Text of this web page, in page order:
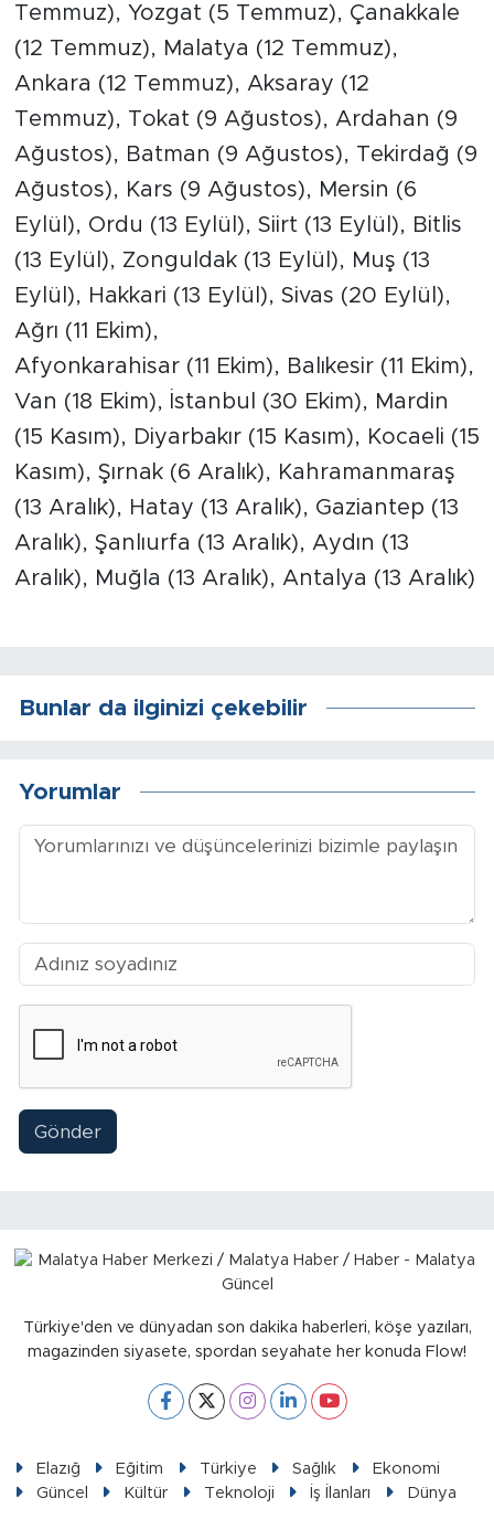
Temmuz), Yozgat (5 Temmuz), Çanakkale
(12 Temmuz), Malatya (12 Temmuz),
Ankara (12 Temmuz), Aksaray (12
Temmuz), Tokat (9 Ağustos), Ardahan (9
Ağustos), Batman (9 Ağustos), Tekirdağ (9
Ağustos), Kars (9 Ağustos), Mersin (6
Eylül), Ordu (13 Eylül), Siirt (13 Eylül), Bitlis
(13 Eylül), Zonguldak (13 Eylül), Muş (13
Eylül), Hakkari (13 Eylül), Sivas (20 Eylül),
Ağrı (11 Ekim),
Afyonkarahisar (11 Ekim), Balıkesir (11 Ekim),
Van (18 Ekim), İstanbul (30 Ekim), Mardin
(15 Kasım), Diyarbakır (15 Kasım), Kocaeli (15
Kasım), Şırnak (6 Aralık), Kahramanmaraş
(13 Aralık), Hatay (13 Aralık), Gaziantep (13
Aralık), Şanlıurfa (13 Aralık), Aydın (13
Aralık), Muğla (13 Aralık), Antalya (13 Aralık)
Bunlar da ilginizi çekebilir
Yorumlar
Gönder
Türkiye'den ve dünyadan son dakika haberleri, köşe yazıları,
magazinden siyasete, spordan seyahate her konuda Flow!
Elazığ Eğitim Türkiye Sağlık
Ekonomi
Güncel
Kültür Teknoloji İş İlanları Dünya
Arapgir
Arguvan
Battalgazi
Doğanşehir
Hekimhan
Kale
Pütürge
Sinema
Adıyaman